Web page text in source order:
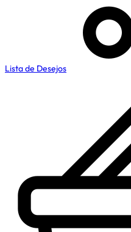
Lista de Desejos